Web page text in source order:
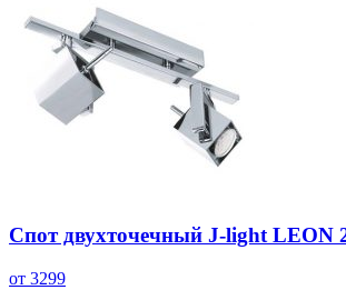
Спот двухточечный J-light LEON
от 3299